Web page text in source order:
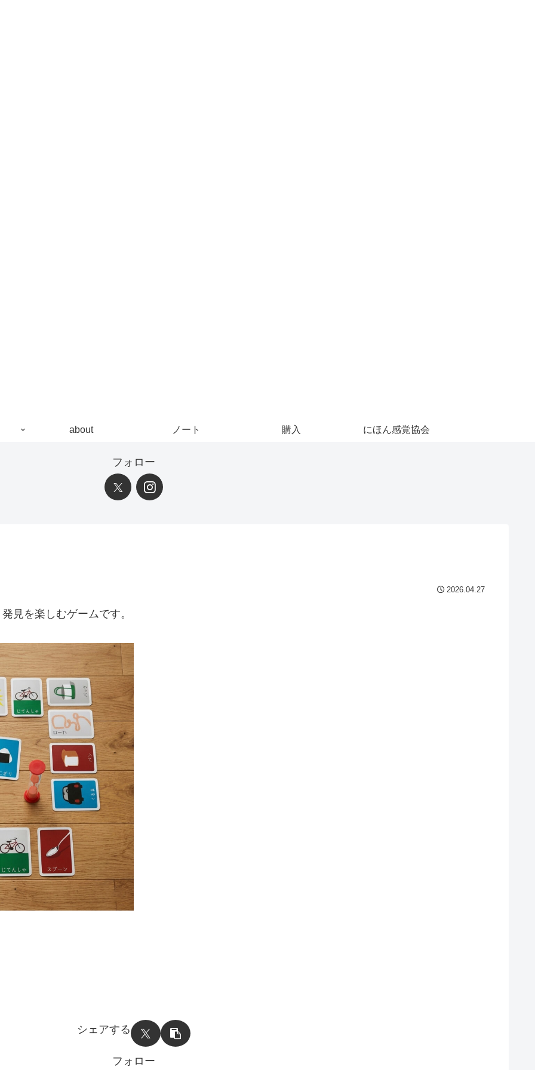
about ノート 購入 にほん感覚協会
フォロー
2026.04.27
見を楽しむゲームです。
シェアする
フォロー